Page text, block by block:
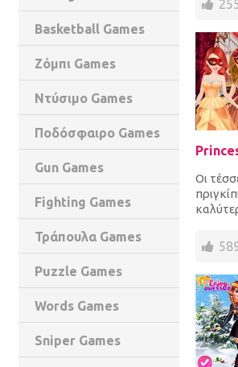
Basketball Games
Ζόμπι Games
Ντύσιμο Games
Ποδόσφαιρο Games
Gun Games
Fighting Games
Τράπουλα Games
Puzzle Games
Words Games
Sniper Games
Οι
έχουν